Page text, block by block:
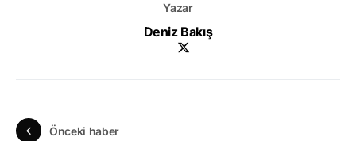
Yazar
Deniz Bakış
Önceki haber